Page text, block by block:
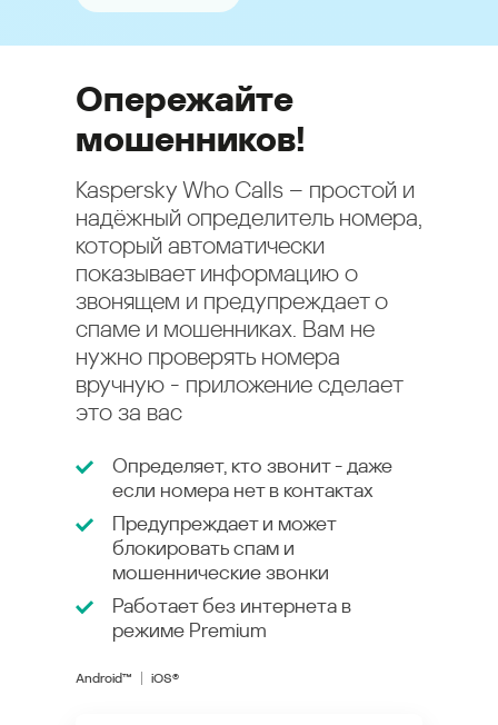
Опережайте
мошенников!
Kaspersky Who Calls – простой и
надёжный определитель номера,
который автоматически
показывает информацию о
звонящем и предупреждает о
спаме и мошенниках. Вам не
нужно проверять номера
вручную - приложение сделает
это за вас
Определяет, кто звонит - даже
если номера нет в контактах
Предупреждает и может
блокировать спам и
мошеннические звонки
Работает без интернета в
режиме Premium
Android™ iOS®